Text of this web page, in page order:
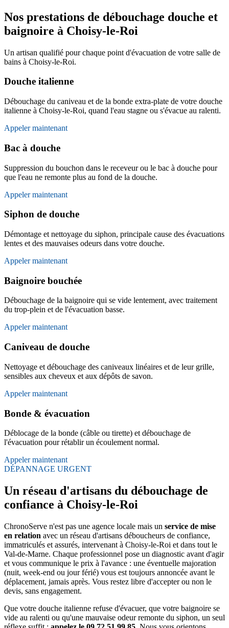
Nos prestations de débouchage douche et
baignoire à Choisy-le-Roi
Un artisan qualifié pour chaque point d'évacuation de votre salle de
bains à Choisy-le-Roi.
Douche italienne
Débouchage du caniveau et de la bonde extra-plate de votre douche
italienne à Choisy-le-Roi, quand l'eau stagne ou s'évacue au ralenti.
Appeler maintenant
Bac à douche
Suppression du bouchon dans le receveur ou le bac à douche pour
que l'eau ne remonte plus au fond de la douche.
Appeler maintenant
Siphon de douche
Démontage et nettoyage du siphon, principale cause des évacuations
lentes et des mauvaises odeurs dans votre douche.
Appeler maintenant
Baignoire bouchée
Débouchage de la baignoire qui se vide lentement, avec traitement
du trop-plein et de l'évacuation basse.
Appeler maintenant
Caniveau de douche
Nettoyage et débouchage des caniveaux linéaires et de leur grille,
sensibles aux cheveux et aux dépôts de savon.
Appeler maintenant
Bonde & évacuation
Déblocage de la bonde (câble ou tirette) et débouchage de
l'évacuation pour rétablir un écoulement normal.
Appeler maintenant
DÉPANNAGE URGENT
Un réseau d'artisans du débouchage de
confiance à Choisy-le-Roi
ChronoServe n'est pas une agence locale mais un service de mise
en relation avec un réseau d'artisans déboucheurs de confiance,
immatriculés et assurés, intervenant à Choisy-le-Roi et dans tout le
Val-de-Marne. Chaque professionnel pose un diagnostic avant d'agir
et vous communique le prix à l'avance : une éventuelle majoration
(nuit, week-end ou jour férié) vous est toujours annoncée avant le
déplacement, jamais après. Vous restez libre d'accepter ou non le
devis, sans engagement.
Que votre douche italienne refuse d'évacuer, que votre baignoire se
vide au ralenti ou qu'une mauvaise odeur remonte du siphon, un seul